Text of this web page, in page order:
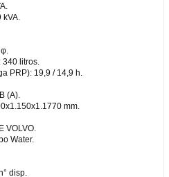
litros.
PRP): 19,9 / 14,9 h.
(A).
mm.
VOLVO.
Water.
disp.